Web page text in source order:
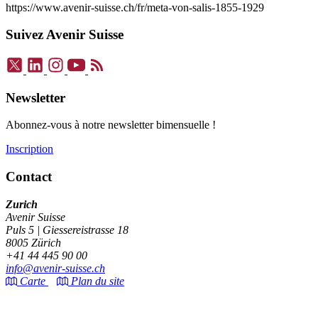
https://www.avenir-suisse.ch/fr/meta-von-salis-1855-1929
Suivez Avenir Suisse
Newsletter
Abonnez-vous à notre newsletter bimensuelle !
Inscription
Contact
Zurich
Avenir Suisse
Puls 5 | Giessereistrasse 18
8005 Zürich
+41 44 445 90 00
info@avenir-suisse.ch
Carte
Plan du site